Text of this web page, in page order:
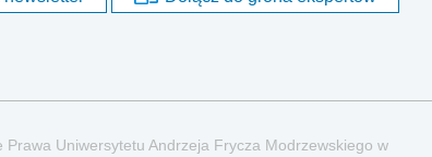
Uniwersytetu Andrzeja Frycza Modrzewskiego w